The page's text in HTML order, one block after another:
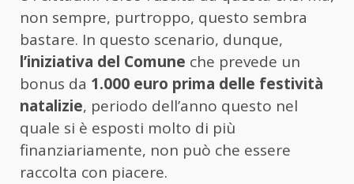
non sempre, purtroppo, questo sembra
bastare. In questo scenario, dunque,
l’iniziativa del Comune che prevede un
bonus da 1.000 euro prima delle festività
natalizie, periodo dell’anno questo nel
quale si è esposti molto di più
finanziariamente, non può che essere
raccolta con piacere.